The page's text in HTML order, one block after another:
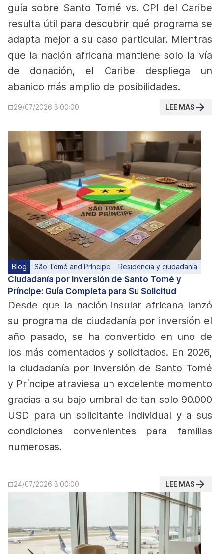
guía sobre Santo Tomé vs. CPI del Caribe
resulta útil para descubrir qué programa se
adapta mejor a su caso particular. Mientras
que la nación africana mantiene solo la vía
de donación, el Caribe despliega un
abanico más amplio de posibilidades.
29/07/2026 8:00:00 LEE MAS
Blog São Tomé and Príncipe Residencia y ciudadanía
Ciudadanía por Inversión de Santo Tomé y
Príncipe: Guía Completa para Su Solicitud
Desde que la nación insular africana lanzó
su programa de ciudadanía por inversión el
año pasado, se ha convertido en uno de
los más comentados y solicitados. En 2026,
la ciudadanía por inversión de Santo Tomé
y Príncipe atraviesa un excelente momento
gracias a su bajo umbral de tan solo 90.000
USD para un solicitante individual y a sus
condiciones convenientes para familias
numerosas.
24/07/2026 8:00:00 LEE MAS